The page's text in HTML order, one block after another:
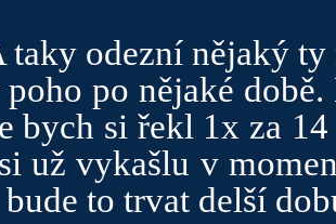
taky odezní nějaký
poho po nějaké
bych si řekl 1x za
už vykašlu v
bude to trvat delší